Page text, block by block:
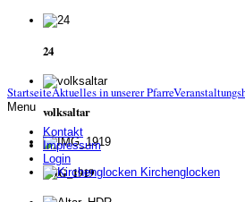
24
volksaltar
IMG_1919
StartseiteAktuelles in unserer Pfarre
Menu
Kontakt
Impressum
Login
Kirchenglocken